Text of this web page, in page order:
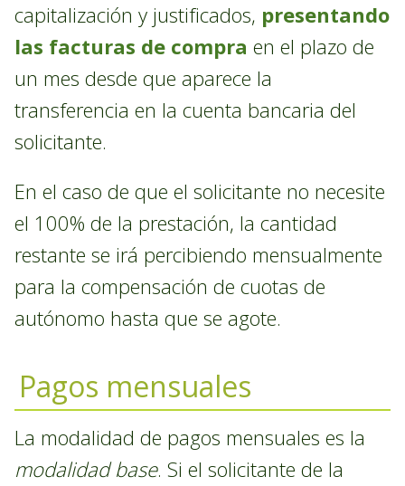
capitalización y justificados, presentando
las facturas de compra en el plazo de
un mes desde que aparece la
transferencia en la cuenta bancaria del
solicitante.
En el caso de que el solicitante no necesite
el 100% de la prestación, la cantidad
restante se irá percibiendo mensualmente
para la compensación de cuotas de
autónomo hasta que se agote.
Pagos mensuales
La modalidad de pagos mensuales es la
modalidad base. Si el solicitante de la